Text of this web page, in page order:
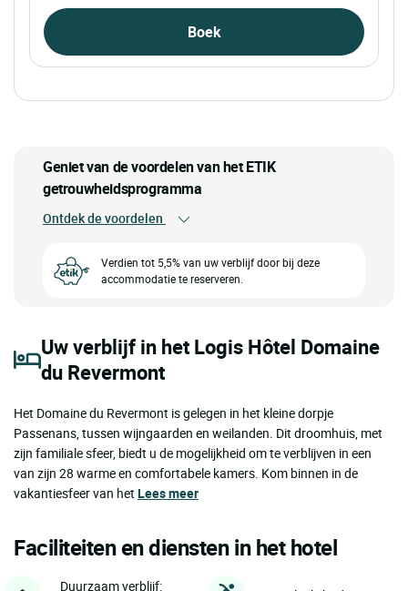
Boek
Geniet van de voordelen van het ETIK
getrouwheidsprogramma
Ontdek de voordelen
Verdien tot 5,5% van uw verblijf door bij deze
accommodatie te reserveren.
Uw verblijf in het Logis Hôtel Domaine
du Revermont
Het Domaine du Revermont is gelegen in het kleine dorpje
Passenans, tussen wijngaarden en weilanden. Dit droomhuis, met
zijn familiale sfeer, biedt u de mogelijkheid om te verblijven in een
van zijn 28 warme en comfortabele kamers. Kom binnen in de
vakantiesfeer van het Lees meer
Faciliteiten en diensten in het hotel
Duurzaam verblijf: